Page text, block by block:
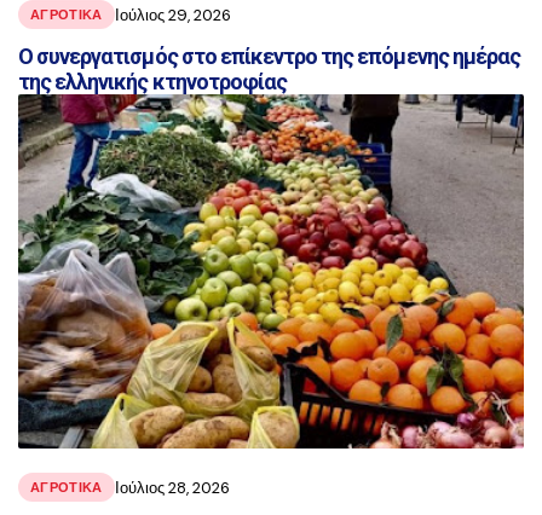
ΑΓΡΟΤΙΚΑ Ιούλιος 29, 2026
Ο συνεργατισμός στο επίκεντρο της επόμενης ημέρας
της ελληνικής κτηνοτροφίας
ΑΓΡΟΤΙΚΑ Ιούλιος 28, 2026